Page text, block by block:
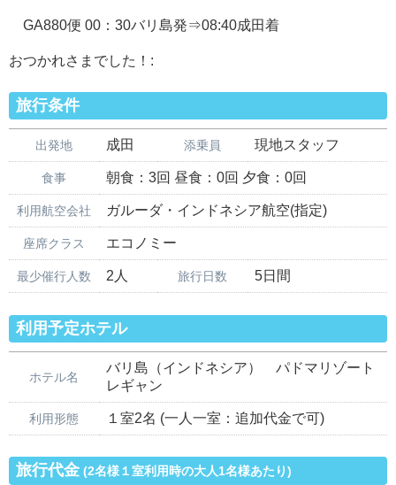
GA880便 00：30バリ島発⇒08:40成田着
おつかれさまでした！:
旅行条件
出発地 成田 添乗員 現地スタッフ
食事 朝食：3回 昼食：0回 夕食：0回
利用航空会社 ガルーダ・インドネシア航空(指定)
座席クラス エコノミー
最少催行人数 2人 旅行日数 5日間
利用予定ホテル
ホテル名
バリ島（インドネシア） パドマリゾート
レギャン
利用形態 １室2名 (一人一室：追加代金で可)
旅行代金 (2名様１室利用時の大人1名様あたり)